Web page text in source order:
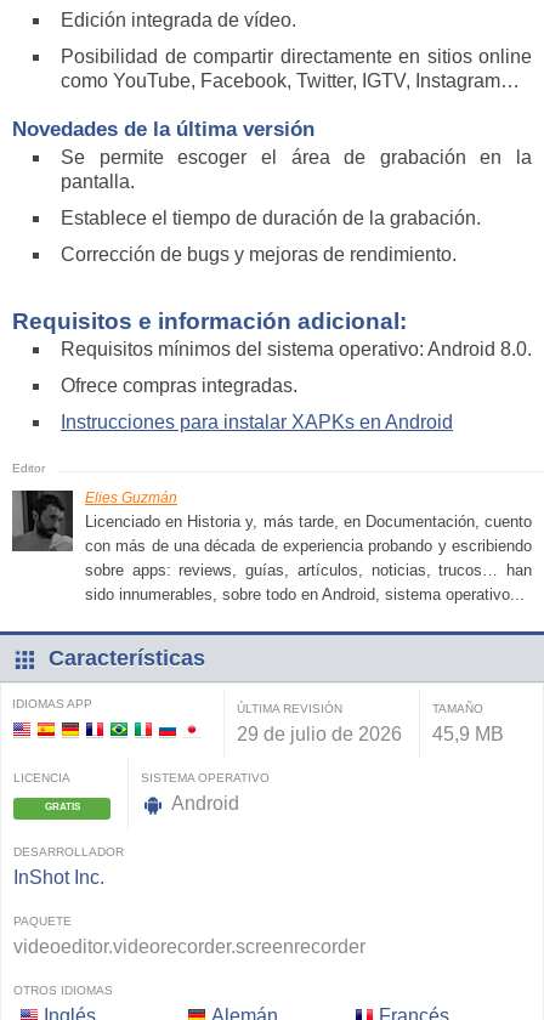
Edición integrada de vídeo.
Posibilidad de compartir directamente en sitios online
como YouTube, Facebook, Twitter, IGTV, Instagram…
Novedades de la última versión
Se permite escoger el área de grabación en la
pantalla.
Establece el tiempo de duración de la grabación.
Corrección de bugs y mejoras de rendimiento.
Requisitos e información adicional:
Requisitos mínimos del sistema operativo: Android 8.0.
Ofrece compras integradas.
Instrucciones para instalar XAPKs en Android
Elies Guzmán
Licenciado en Historia y, más tarde, en Documentación, cuento
con más de una década de experiencia probando y escribiendo
sobre apps: reviews, guías, artículos, noticias, trucos… han
sido innumerables, sobre todo en Android, sistema operativo...
Características
IDIOMAS APP ÚLTIMA REVISIÓN
29 de julio de 2026
TAMAÑO
45,9 MB
LICENCIA
GRATIS
SISTEMA OPERATIVO
Android
DESARROLLADOR
InShot Inc.
PAQUETE
videoeditor.videorecorder.screenrecorder
OTROS IDIOMAS